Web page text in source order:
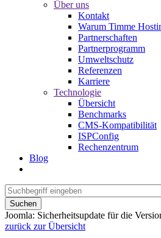
Über uns
Kontakt
Warum Timme
Partnerschaften
Partnerprogramm
Umweltschutz
Referenzen
Karriere
Technologie
Übersicht
Benchmarks
CMS-Kompatibilität
ISPConfig
Rechenzentrum
Blog
Suchen
Joomla: Sicherheitsupdate für die
zurück zur Übersicht